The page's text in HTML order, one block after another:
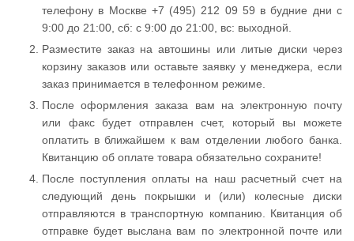
телефону в Москве +7 (495) 212 09 59 в будние дни с
9:00 до 21:00, сб: с 9:00 до 21:00, вс: выходной.
Разместите заказ на автошины или литые диски через
корзину заказов или оставьте заявку у менеджера, если
заказ принимается в телефонном режиме.
После оформления заказа вам на электронную почту
или факс будет отправлен счет, который вы можете
оплатить в ближайшем к вам отделении любого банка.
Квитанцию об оплате товара обязательно сохраните!
После поступления оплаты на наш расчетный счет на
следующий день покрышки и (или) колесные диски
отправляются в транспортную компанию. Квитанция об
отправке будет выслана вам по электронной почте или